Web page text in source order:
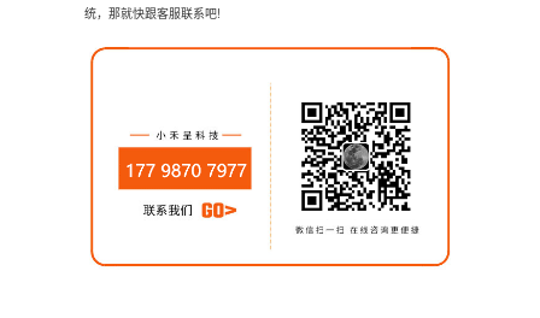
统，那就快跟客服联系吧!